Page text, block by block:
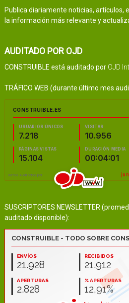
Publica diariamente noticias, artículos,
la información más relevante y
AUDITADO POR OJD
CONSTRUIBLE está auditado por OJD
TRÁFICO WEB (durante último mes
SUSCRIPTORES NEWSLETTER
auditado disponible):